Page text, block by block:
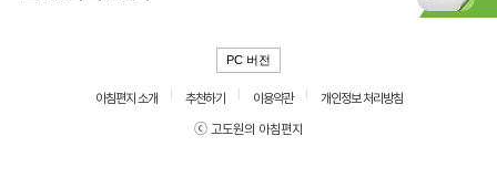
PC 버전
아침편지 소개 추천하기 이용약관
개인정보 처리방침
ⓒ 고도원의 아침편지